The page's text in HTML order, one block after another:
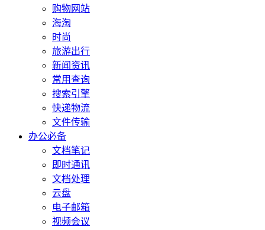
购物网站
海淘
时尚
旅游出行
新闻资讯
常用查询
搜索引擎
快递物流
文件传输
办公必备
文档笔记
即时通讯
文档处理
云盘
电子邮箱
视频会议